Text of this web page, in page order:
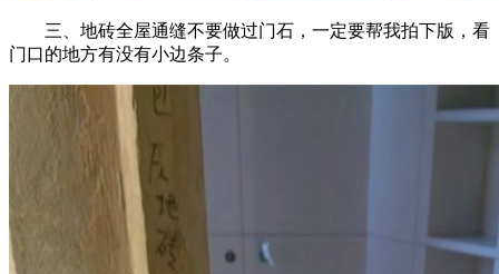
三、地砖全屋通缝不要做过门石，一定要帮我拍下版，看
门口的地方有没有小边条子。